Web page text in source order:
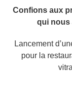
Confions aux
qui nous
Lancement
pour la